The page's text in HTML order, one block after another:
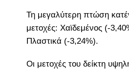
Τη μεγαλύτερη πτώση
μετοχές: Χαϊδεμένος (-
Πλαστικά (-3,24%).
Οι μετοχές του δείκτη